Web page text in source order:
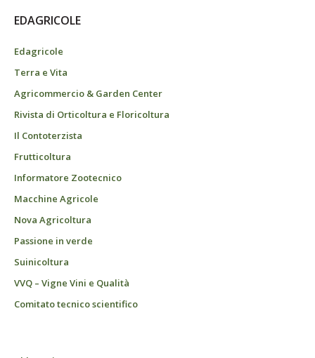
EDAGRICOLE
Edagricole
Terra e Vita
Agricommercio & Garden Center
Rivista di Orticoltura e Floricoltura
Il Contoterzista
Frutticoltura
Informatore Zootecnico
Macchine Agricole
Nova Agricoltura
Passione in verde
Suinicoltura
VVQ – Vigne Vini e Qualità
Comitato tecnico scientifico